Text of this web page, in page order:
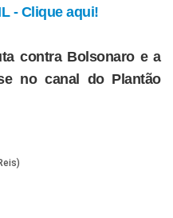
- Clique aqui!
contra Bolsonaro e a
no canal do Plantão